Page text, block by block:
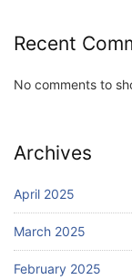
Recent
No comments to
Archives
April 2025
March 2025
February 2025